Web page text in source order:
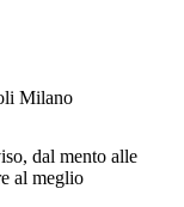
dal mento alle
al meglio